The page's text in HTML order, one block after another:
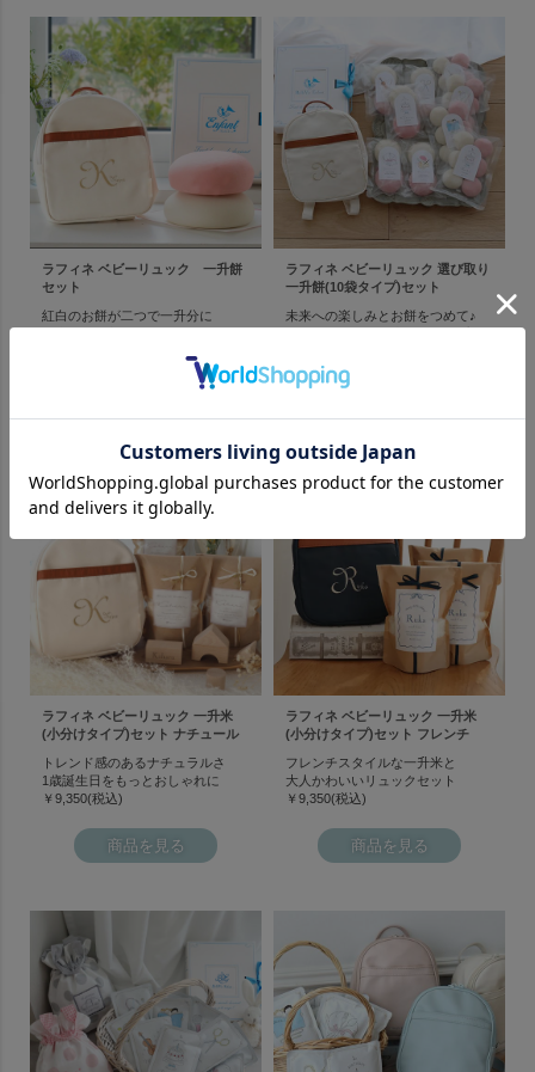
ラフィネ ベビーリュック 一升餅
セット
紅白のお餅が二つで一升分に
ラフィネ ベビーリュック 選び取り
一升餅(10袋タイプ)セット
未来への楽しみとお餅をつめて♪
ラフィネ ベビーリュック 一升米
(小分けタイプ)セット ナチュール
トレンド感のあるナチュラルさ
1歳誕生日をもっとおしゃれに
￥9,350(税込)
商品を見る
ラフィネ ベビーリュック 一升米
(小分けタイプ)セット フレンチ
フレンチスタイルな一升米と
大人かわいいリュックセット
￥9,350(税込)
商品を見る